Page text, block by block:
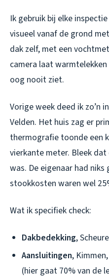
Ik gebruik bij elke
visueel vanaf de grond
dak zelf, met een
camera laat
oog nooit ziet.
Vorige week deed ik zo’n
Velden. Het huis zag er
thermografie toonde een
vierkante meter. Bleek
was. De eigenaar had niks
stookkosten waren wel
Wat ik specifiek check:
Dakbedekking,
Aansluitingen,
(hier gaat 70% van de